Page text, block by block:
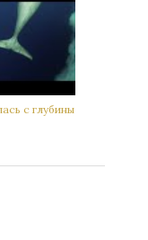
с глубины